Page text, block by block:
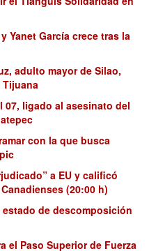
Yanet García crece tras la
adulto mayor de Silao,
07, ligado al asesinato del
con la que busca
a EU y calificó
(20:00 h)
de descomposición
el Paso Superior de Fuerza